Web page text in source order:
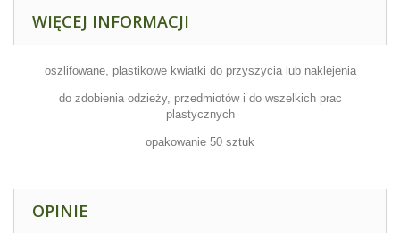
WIĘCEJ INFORMACJI
oszlifowane, plastikowe kwiatki do przyszycia lub naklejenia
do zdobienia odzieży, przedmiotów i do wszelkich prac
plastycznych
opakowanie 50 sztuk
OPINIE